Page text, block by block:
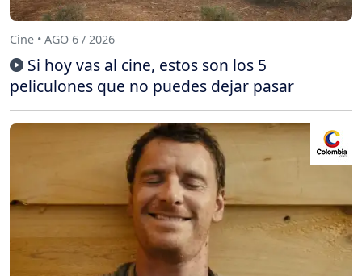
Cine • AGO 6 / 2026
Si hoy vas al cine, estos son los 5
peliculones que no puedes dejar pasar